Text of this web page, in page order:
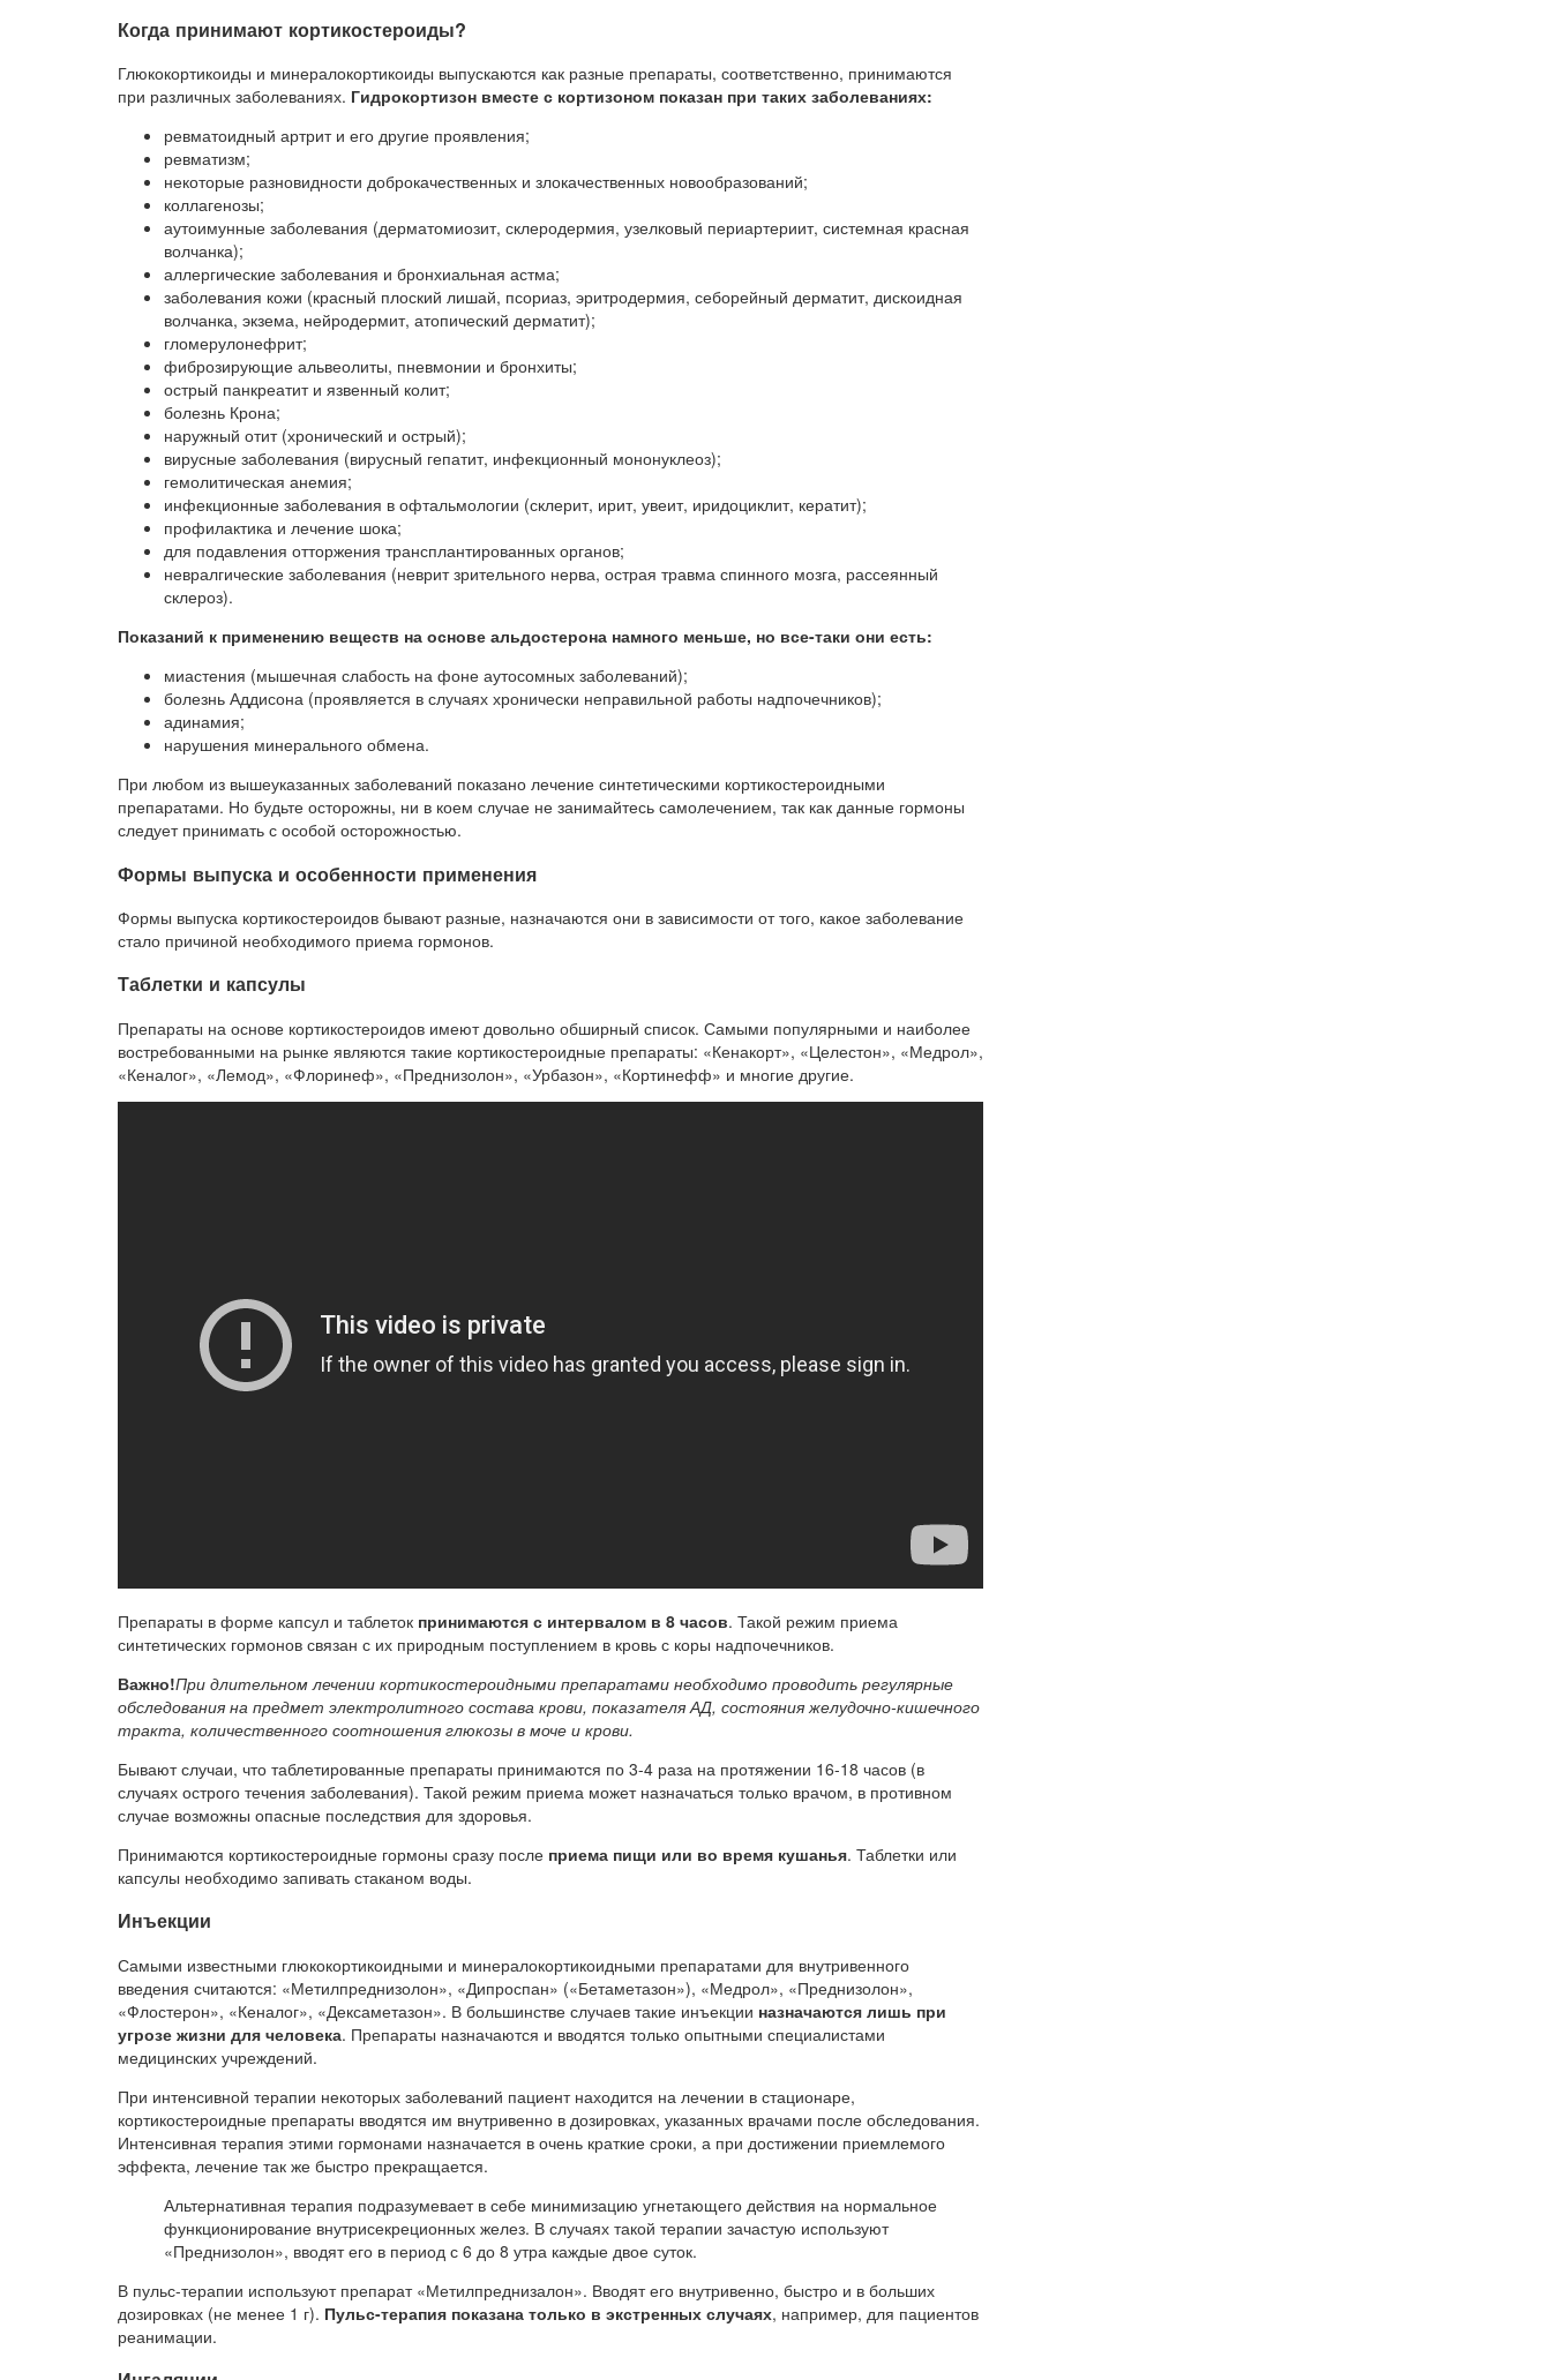
Когда принимают кортикостероиды?
Глюкокортикоиды и минералокортикоиды выпускаются как разные препараты, соответственно, принимаются
при различных заболеваниях. Гидрокортизон вместе с кортизоном показан при таких заболеваниях:
ревматоидный артрит и его другие проявления;
ревматизм;
некоторые разновидности доброкачественных и злокачественных новообразований;
коллагенозы;
аутоимунные заболевания (дерматомиозит, склеродермия, узелковый периартериит, системная красная
волчанка);
аллергические заболевания и бронхиальная астма;
заболевания кожи (красный плоский лишай, псориаз, эритродермия, себорейный дерматит, дискоидная
волчанка, экзема, нейродермит, атопический дерматит);
гломерулонефрит;
фиброзирующие альвеолиты, пневмонии и бронхиты;
острый панкреатит и язвенный колит;
болезнь Крона;
наружный отит (хронический и острый);
вирусные заболевания (вирусный гепатит, инфекционный мононуклеоз);
гемолитическая анемия;
инфекционные заболевания в офтальмологии (склерит, ирит, увеит, иридоциклит, кератит);
профилактика и лечение шока;
для подавления отторжения трансплантированных органов;
невралгические заболевания (неврит зрительного нерва, острая травма спинного мозга, рассеянный
склероз).
Показаний к применению веществ на основе альдостерона намного меньше, но все-таки они есть:
миастения (мышечная слабость на фоне аутосомных заболеваний);
болезнь Аддисона (проявляется в случаях хронически неправильной работы надпочечников);
адинамия;
нарушения минерального обмена.
При любом из вышеуказанных заболеваний показано лечение синтетическими кортикостероидными
препаратами. Но будьте осторожны, ни в коем случае не занимайтесь самолечением, так как данные гормоны
следует принимать с особой осторожностью.
Формы выпуска и особенности применения
Формы выпуска кортикостероидов бывают разные, назначаются они в зависимости от того, какое заболевание
стало причиной необходимого приема гормонов.
Таблетки и капсулы
Препараты на основе кортикостероидов имеют довольно обширный список. Самыми популярными и наиболее
востребованными на рынке являются такие кортикостероидные препараты: «Кенакорт», «Целестон», «Медрол»,
«Кеналог», «Лемод», «Флоринеф», «Преднизолон», «Урбазон», «Кортинефф» и многие другие.
Препараты в форме капсул и таблеток принимаются с интервалом в 8 часов. Такой режим приема
синтетических гормонов связан с их природным поступлением в кровь с коры надпочечников.
Важно!При длительном лечении кортикостероидными препаратами необходимо проводить регулярные
обследования на предмет электролитного состава крови, показателя АД, состояния желудочно-кишечного
тракта, количественного соотношения глюкозы в моче и крови.
Бывают случаи, что таблетированные препараты принимаются по 3-4 раза на протяжении 16-18 часов (в
случаях острого течения заболевания). Такой режим приема может назначаться только врачом, в противном
случае возможны опасные последствия для здоровья.
Принимаются кортикостероидные гормоны сразу после приема пищи или во время кушанья. Таблетки или
капсулы необходимо запивать стаканом воды.
Инъекции
Самыми известными глюкокортикоидными и минералокортикоидными препаратами для внутривенного
введения считаются: «Метилпреднизолон», «Дипроспан» («Бетаметазон»), «Медрол», «Преднизолон»,
«Флостерон», «Кеналог», «Дексаметазон». В большинстве случаев такие инъекции назначаются лишь при
угрозе жизни для человека. Препараты назначаются и вводятся только опытными специалистами
медицинских учреждений.
При интенсивной терапии некоторых заболеваний пациент находится на лечении в стационаре,
кортикостероидные препараты вводятся им внутривенно в дозировках, указанных врачами после обследования.
Интенсивная терапия этими гормонами назначается в очень краткие сроки, а при достижении приемлемого
эффекта, лечение так же быстро прекращается.
Альтернативная терапия подразумевает в себе минимизацию угнетающего действия на нормальное
функционирование внутрисекреционных желез. В случаях такой терапии зачастую используют
«Преднизолон», вводят его в период с 6 до 8 утра каждые двое суток.
В пульс-терапии используют препарат «Метилпреднизалон». Вводят его внутривенно, быстро и в больших
дозировках (не менее 1 г). Пульс-терапия показана только в экстренных случаях, например, для пациентов
реанимации.